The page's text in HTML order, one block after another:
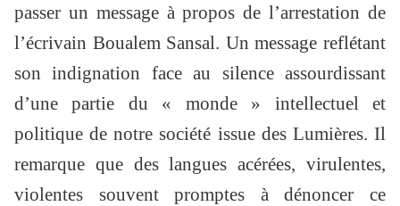
passer un message à propos de l’arrestation de
l’écrivain Boualem Sansal. Un message reflétant
son indignation face au silence assourdissant
d’une partie du « monde » intellectuel et
politique de notre société issue des Lumières. Il
remarque que des langues acérées, virulentes,
violentes souvent promptes à dénoncer ce